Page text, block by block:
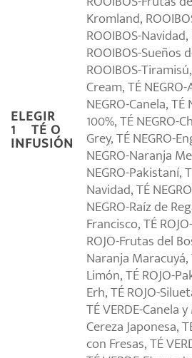
ELEGIR
1º TÉ O
INFUSIÓN
Kromland,
ROOIBOS-
ROOIBOS-Sueños
ROOIBOS-
Cream, TÉ
NEGRO-Canela, TÉ
100%, TÉ NEGRO-
Grey, TÉ NEGRO-
NEGRO-Naranja
NEGRO-Pakistaní,
Navidad, TÉ
NEGRO-Raíz de
Francisco, TÉ
ROJO-Frutas del
Naranja Maracuyá,
Limón, TÉ ROJO-
Erh, TÉ ROJO-
TÉ VERDE-Canela
Cereza Japonesa,
con Fresas, TÉ